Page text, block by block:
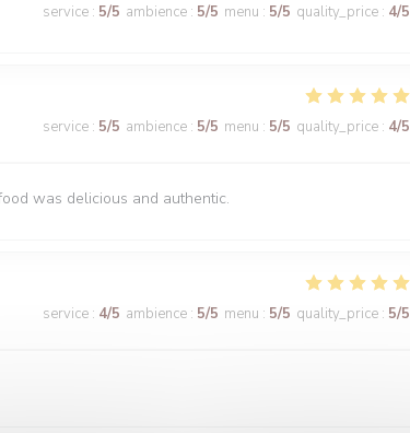
service : 5/5 ambience : 5/5 menu : 5/5 quality_price : 4/5
service : 5/5 ambience : 5/5 menu : 5/5 quality_price : 4/5
was delicious and authentic.
service : 4/5 ambience : 5/5 menu : 5/5 quality_price : 5/5